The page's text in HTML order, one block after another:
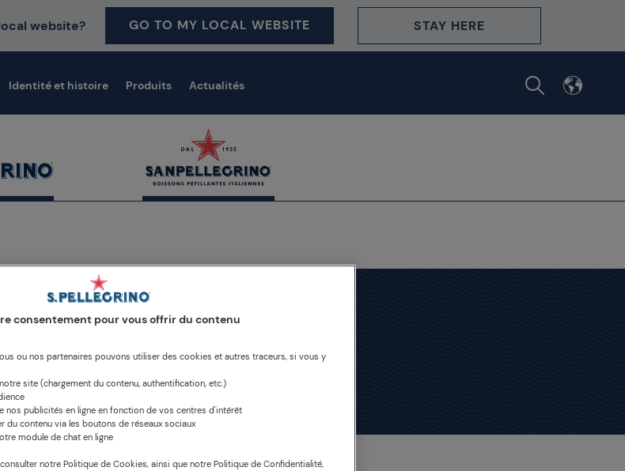
website? GO TO MY LOCAL WEBSITE STAY HERE
Identité et histoire Produits Actualités
Young Chef 2016
consentement pour vous offrir du contenu
ou nos partenaires pouvons utiliser des cookies et autres traceurs, si vous y
site (chargement du contenu, authentification, etc.)
nos publicités en ligne en fonction de vos centres d'intérêt
du contenu via les boutons de réseaux sociaux
module de chat en ligne
notre Politique de Cookies, ainsi que notre Politique de Confidentialité,